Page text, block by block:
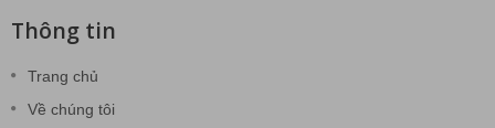
Thông tin
Trang chủ
Về chúng tôi